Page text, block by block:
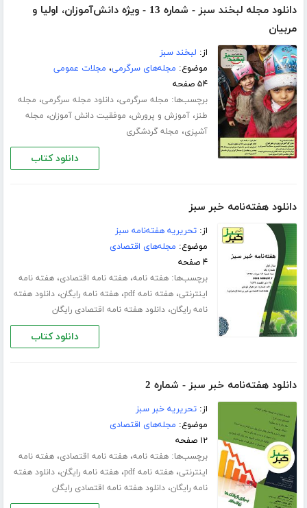
دانلود مجله لبخند سبز - شماره 13 - ویژه دانش‌‌آموزان، اولیا و
مربیان
از: لبخند سبز
موضوع: مجله‌های سرگرمی، مجلات عمومی
۵۴ صفحه
برچسب‌ها: مجله سرگرمی،دانلود مجله سرگرمی، مجله
طنز،آموزش و پرورش، موفقیت دانش آموزان، مجله
آشپزی، مجله گردشگری
دانلود کتاب
دانلود هفته‌نامه خبر سبز
از:تحریریه هفته‌نامه سبز
موضوع: مجله‌های اقتصادی
۴ صفحه
برچسب‌ها:هفته نامه،هفته نامه اقتصادی،هفته نامه
اینترنتی،هفته نامه pdf ،هفته نامه رایگان،دانلود هفته
نامه رایگان،دانلود هفته نامه اقتصادی رایگان
دانلود کتاب
دانلود هفته‌نامه خبر سبز - شماره 2
از:تحریریه خبر سبز
موضوع: مجله‌های اقتصادی
۱۲ صفحه
برچسب‌ها:هفته نامه،هفته نامه اقتصادی،هفته نامه
اینترنتی،هفته نامه pdf ،هفته نامه رایگان،دانلود هفته
نامه رایگان،دانلود هفته نامه اقتصادی رایگان